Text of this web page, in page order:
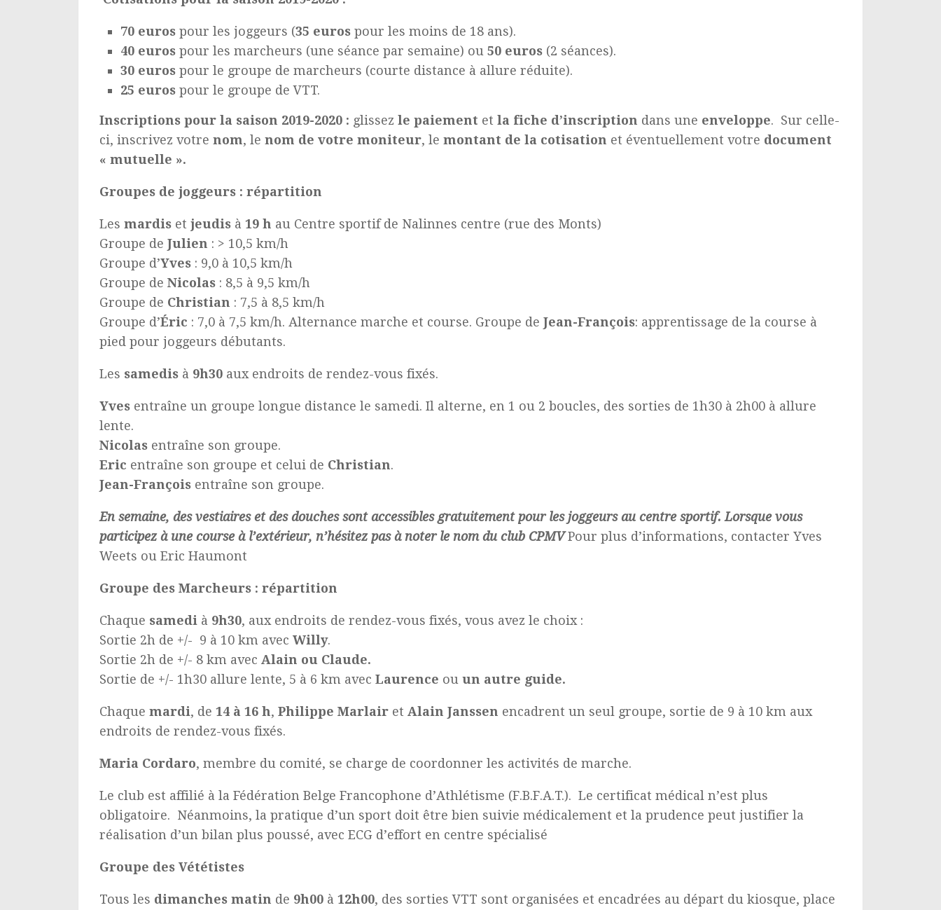
70 euros pour les joggeurs (35 euros pour les moins de 18 ans).
40 euros pour les marcheurs (une séance par semaine) ou 50 euros (2 séances).
30 euros pour le groupe de marcheurs (courte distance à allure réduite).
25 euros pour le groupe de VTT.
Inscriptions pour la saison 2019-2020 : glissez le paiement et la fiche d’inscription dans une enveloppe. Sur celle-
ci, inscrivez votre nom, le nom de votre moniteur, le montant de la cotisation et éventuellement votre document
« mutuelle ».
Groupes de joggeurs : répartition
Les mardis et jeudis à 19 h au Centre sportif de Nalinnes centre (rue des Monts)
Groupe de Julien : > 10,5 km/h
Groupe d’Yves : 9,0 à 10,5 km/h
Groupe de Nicolas : 8,5 à 9,5 km/h
Groupe de Christian : 7,5 à 8,5 km/h
Groupe d’Éric : 7,0 à 7,5 km/h. Alternance marche et course. Groupe de Jean-François: apprentissage de la course à
pied pour joggeurs débutants.
Les samedis à 9h30 aux endroits de rendez-vous fixés.
Yves entraîne un groupe longue distance le samedi. Il alterne, en 1 ou 2 boucles, des sorties de 1h30 à 2h00 à allure
lente.
Nicolas entraîne son groupe.
Eric entraîne son groupe et celui de Christian.
Jean-François entraîne son groupe.
En semaine, des vestiaires et des douches sont accessibles gratuitement pour les joggeurs au centre sportif. Lorsque vous
participez à une course à l’extérieur, n’hésitez pas à noter le nom du club CPMVPour plus d’informations, contacter Yves
Weets ou Eric Haumont
Groupe des Marcheurs : répartition
Chaque samedi à 9h30, aux endroits de rendez-vous fixés, vous avez le choix :
Sortie 2h de +/- 9 à 10 km avec Willy.
Sortie 2h de +/- 8 km avec Alain ou Claude.
Sortie de +/- 1h30 allure lente, 5 à 6 km avec Laurence ou un autre guide.
Chaque mardi, de 14 à 16 h, Philippe Marlair et Alain Janssen encadrent un seul groupe, sortie de 9 à 10 km aux
endroits de rendez-vous fixés.
Maria Cordaro, membre du comité, se charge de coordonner les activités de marche.
Le club est affilié à la Fédération Belge Francophone d’Athlétisme (F.B.F.A.T.). Le certificat médical n’est plus
obligatoire. Néanmoins, la pratique d’un sport doit être bien suivie médicalement et la prudence peut justifier la
réalisation d’un bilan plus poussé, avec ECG d’effort en centre spécialisé
Groupe des Vététistes
Tous les dimanches matin de 9h00 à 12h00, des sorties VTT sont organisées et encadrées au départ du kiosque, place